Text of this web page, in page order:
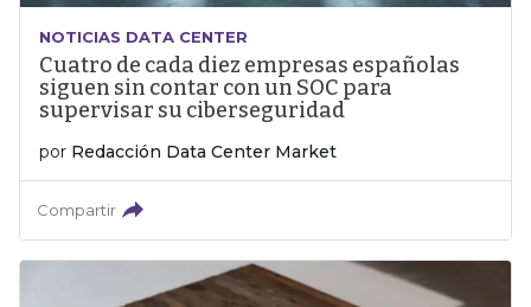
NOTICIAS DATA CENTER
Cuatro de cada diez empresas españolas
siguen sin contar con un SOC para
supervisar su ciberseguridad
por Redacción Data Center Market
Compartir